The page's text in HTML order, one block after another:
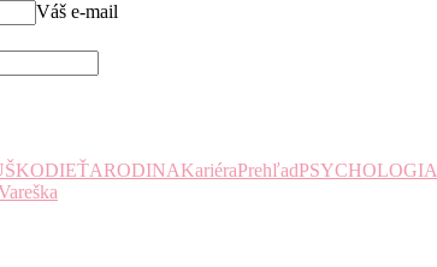
Váš e-mail
DIEŤARODINAKariéraPrehľadPSYCHOLOGIA